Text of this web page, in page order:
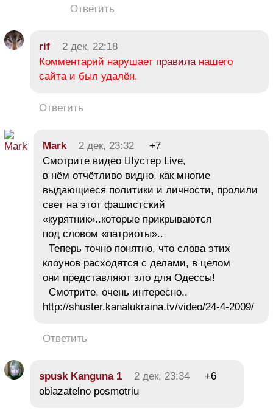
Ответить
rif
2 дек, 22:18
Комментарий нарушает правила нашего
сайта и был удалён.
Ответить
Mark 2 дек, 23:32
+7
Смотрите видео Шустер Live,
в нём отчётливо видно, как многие
выдающиеся политики и личности, пролили
свет на этот фашистский
«курятник»..которые прикрываются
под словом «патриоты»..
Теперь точно понятно, что слова этих
клоунов расходятся с делами, в целом
они представляют зло для Одессы!
Смотрите, очень интересно..
http://shuster.kanalukraina.tv/video/24-4-2009/
Ответить
spusk Kanguna 1 2 дек, 23:34
+6
obiazatelno posmotriu